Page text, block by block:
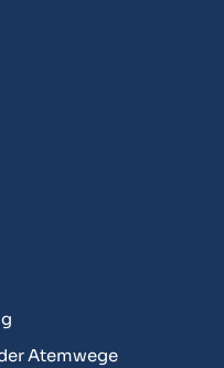
Atemwege